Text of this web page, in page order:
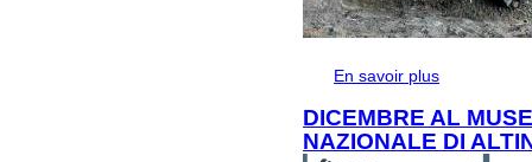
En savoir plus
DICEMBRE AL
NAZIONALE DI